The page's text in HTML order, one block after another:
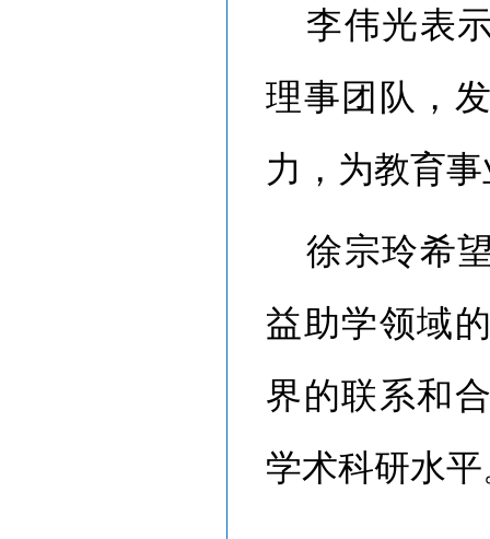
李伟光表
理事团队，
力，为教育
徐宗玲希
益助学领域
界的联系和
学术科研水